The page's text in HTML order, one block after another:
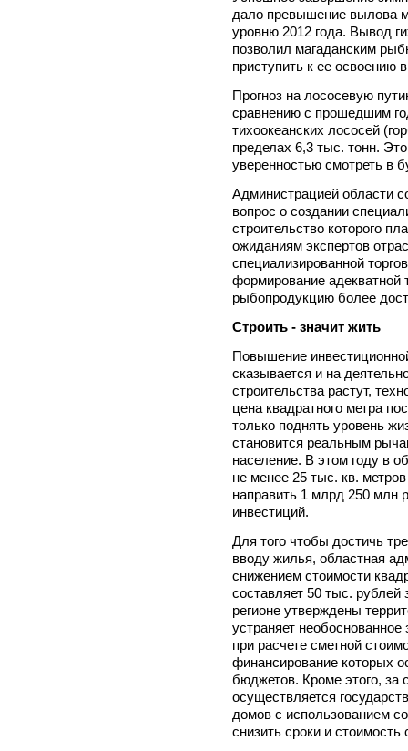
дало превышение вылова
уровню 2012 года. Вывод
позволил магаданским
приступить к ее
Прогноз на лососевую
сравнению с прошедшим
тихоокеанских лососей
пределах 6,3 тыс. тонн.
уверенностью смотреть в
Администрацией области
вопрос о создании
строительство которого
ожиданиям экспертов
специализированной
формирование адекватной
рыбопродукцию более
Строить - значит жить
Повышение
сказывается и на
строительства растут,
цена квадратного метра
только поднять уровень
становится реальным
население. В этом году в
не менее 25 тыс. кв.
направить 1 млрд 250 млн
инвестиций.
Для того чтобы достичь
вводу жилья, областная
снижением стоимости
составляет 50 тыс. рублей
регионе утверждены
устраняет
при расчете сметной
финансирование которых
бюджетов. Кроме этого, за
осуществляется
домов с использованием
снизить сроки и стоимость